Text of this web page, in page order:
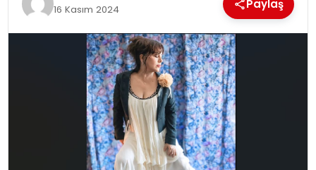
16 Kasım 2024 Paylaş